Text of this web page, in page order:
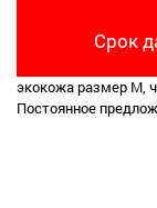
Срок
экокожа размер М,
Постоянное